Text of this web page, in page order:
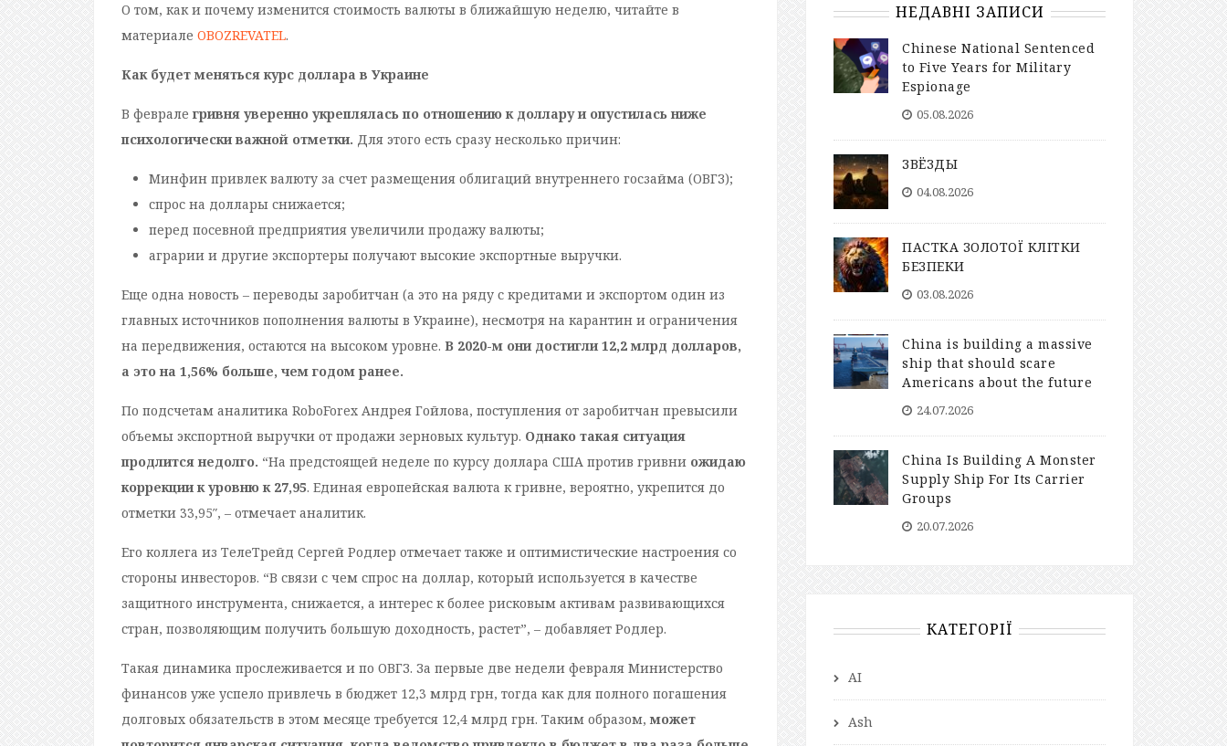
О том, как и почему изменится стоимость валюты в ближайшую неделю, читайте в
материале OBOZREVATEL.
Как будет меняться курс доллара в Украине
В феврале гривня уверенно укреплялась по отношению к доллару и опустилась ниже
психологически важной отметки. Для этого есть сразу несколько причин:
Минфин привлек валюту за счет размещения облигаций внутреннего госзайма (ОВГЗ);
спрос на доллары снижается;
перед посевной предприятия увеличили продажу валюты;
аграрии и другие экспортеры получают высокие экспортные выручки.
Еще одна новость – переводы заробитчан (а это на ряду с кредитами и экспортом один из
главных источников пополнения валюты в Украине), несмотря на карантин и ограничения
на передвижения, остаются на высоком уровне. В 2020-м они достигли 12,2 млрд долларов,
а это на 1,56% больше, чем годом ранее.
По подсчетам аналитика RoboForex Андрея Гойлова, поступления от заробитчан превысили
объемы экспортной выручки от продажи зерновых культур. Однако такая ситуация
продлится недолго. “На предстоящей неделе по курсу доллара США против гривни ожидаю
коррекции к уровню к 27,95. Единая европейская валюта к гривне, вероятно, укрепится до
отметки 33,95″, – отмечает аналитик.
Его коллега из ТелеТрейд Сергей Родлер отмечает также и оптимистические настроения со
стороны инвесторов. “В связи с чем спрос на доллар, который используется в качестве
защитного инструмента, снижается, а интерес к более рисковым активам развивающихся
стран, позволяющим получить большую доходность, растет”, – добавляет Родлер.
Такая динамика прослеживается и по ОВГЗ. За первые две недели февраля Министерство
финансов уже успело привлечь в бюджет 12,3 млрд грн, тогда как для полного погашения
долговых обязательств в этом месяце требуется 12,4 млрд грн. Таким образом, может
НЕДАВНІ ЗАПИСИ
Chinese National Sentenced
to Five Years for Military
Espionage
05.08.2026
ЗВЁЗДЫ
04.08.2026
ПАСТКА ЗОЛОТОЇ КЛІТКИ
БЕЗПЕКИ
03.08.2026
China is building a massive
ship that should scare
Americans about the future
24.07.2026
China Is Building A Monster
Supply Ship For Its Carrier
Groups
20.07.2026
КАТЕГОРІЇ
AI
Ash